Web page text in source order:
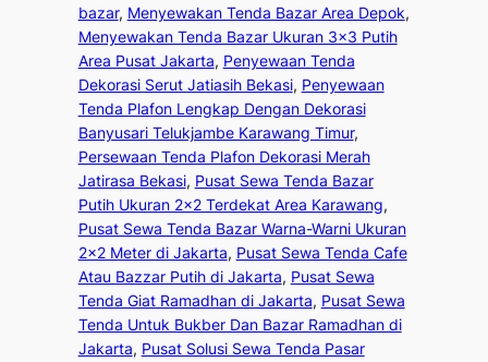
bazar, Menyewakan Tenda Bazar Area Depok
Menyewakan Tenda Bazar Ukuran 3×3 Putih
Area Pusat Jakarta, Penyewaan Tenda
Dekorasi Serut Jatiasih Bekasi, Penyewaan
Tenda Plafon Lengkap Dengan Dekorasi
Banyusari Telukjambe Karawang Timur
Persewaan Tenda Plafon Dekorasi Merah
Jatirasa Bekasi, Pusat Sewa Tenda Bazar
Putih Ukuran 2×2 Terdekat Area Karawang
Pusat Sewa Tenda Bazar Warna-Warni Ukuran
2×2 Meter di Jakarta, Pusat Sewa Tenda Cafe
Atau Bazzar Putih di Jakarta, Pusat Sewa
Tenda Giat Ramadhan di Jakarta, Pusat Sewa
Tenda Untuk Bukber Dan Bazar Ramadhan di
Jakarta, Pusat Solusi Sewa Tenda Pasar